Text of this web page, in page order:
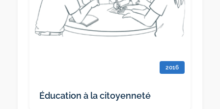
2016
Éducation à la citoyenneté